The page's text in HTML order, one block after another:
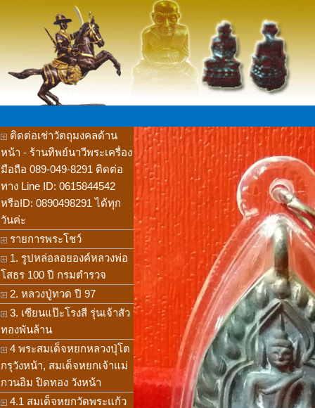
ติดต่อเช่าวัตถุมงคลด้าน
หน้า - ร้านทิพย์นาวีพระเครื่อง
มือถือ 089-049-8291 ติดต่อ
ทาง Line ID: 0615844542
หรือID: 0890498291 ได้ทุก
วันค่ะ
รายการพระโชว์
1. รูปหล่อลอยองค์หลวงพ่อ
โสธร 100 ปี กรมตำรวจ
2. หลวงปู่ทวด ปี 97
3. เซียนแป๊ะโรงสี รุ่นเจ้าสัว
ทองพันล้าน
4 พระสมเด็จหยกหลวงปุ่โต
กรุวังหน้า, สมเด็จหยกเจ้าแม่
กวนอิม ปิดทอง วังหน้า
4.1 สมเด็จหยกวัดพระแก้ว